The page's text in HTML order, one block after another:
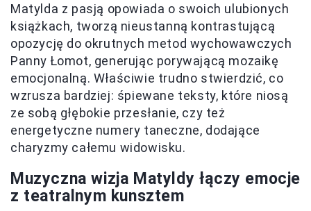
Matylda z pasją opowiada o swoich ulubionych
książkach, tworzą nieustanną kontrastującą
opozycję do okrutnych metod wychowawczych
Panny Łomot, generując porywającą mozaikę
emocjonalną. Właściwie trudno stwierdzić, co
wzrusza bardziej: śpiewane teksty, które niosą
ze sobą głębokie przesłanie, czy też
energetyczne numery taneczne, dodające
charyzmy całemu widowisku.
Muzyczna wizja Matyldy łączy emocje
z teatralnym kunsztem